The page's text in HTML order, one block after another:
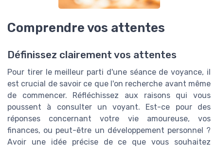
Comprendre vos attentes
Définissez clairement vos attentes
Pour tirer le meilleur parti d'une séance de voyance, il
est crucial de savoir ce que l'on recherche avant même
de commencer. Réfléchissez aux raisons qui vous
poussent à consulter un voyant. Est-ce pour des
réponses concernant votre vie amoureuse, vos
finances, ou peut-être un développement personnel ?
Avoir une idée précise de ce que vous souhaitez